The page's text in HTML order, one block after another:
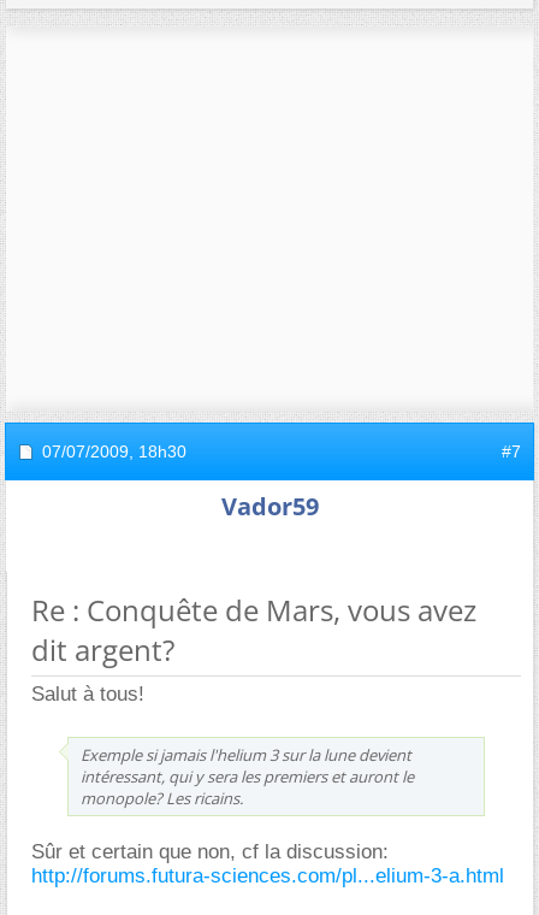
07/07/2009, 18h30 #7
Vador59
Re : Conquête de Mars, vous avez
dit argent?
Salut à tous!
Exemple si jamais l'helium 3 sur la lune devient
intéressant, qui y sera les premiers et auront le
monopole? Les ricains.
Sûr et certain que non, cf la discussion:
http://forums.futura-sciences.com/pl...elium-3-a.html